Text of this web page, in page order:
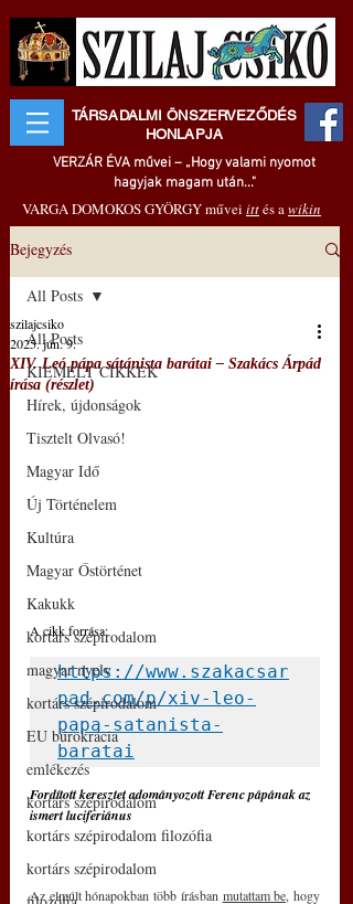
TÁRSADALMI ÖNSZERVEZŐDÉS
HONLAPJA
VERZÁR ÉVA művei – „Hogy valami nyomot
hagyjak magam után..."
VARGA DOMOKOS GYÖRGY művei ittés awikin
Bejegyzés
All Posts
KIEMELT CIKKEK
Hírek, újdonságok
Tisztelt Olvasó!
Magyar Idő
Új Történelem
Kultúra
Magyar Őstörténet
Kakukk
kortárs szépirodalom
magyar nyelv
kortárs szépirodalom
EU bürokrácia
emlékezés
kortárs szépirodalom
kortárs szépirodalom filozófia
kortárs szépirodalom
All Posts
XIV. Leó pápa sátánista barátai – Szakács Árpád
írása (részlet)
szilajcsiko
2025. jún. 9.
A cikk forrása:
https://www.szakacsar
pad.com/p/xiv-leo-
papa-satanista-
baratai
Fordított keresztet adományozott Ferenc pápának az
ismert luciferiánus
Az elmúlt hónapokban több írásban mutattam be, hogy